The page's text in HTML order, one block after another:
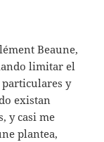
Beaune,
limitar el
y
existan
y casi me
plantea,